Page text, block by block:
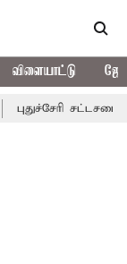
விளையாட்டு
சட்டசபையில்